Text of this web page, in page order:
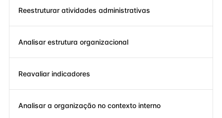
Reestruturar atividades administrativas
Analisar estrutura organizacional
Reavaliar indicadores
Analisar a organização no contexto interno